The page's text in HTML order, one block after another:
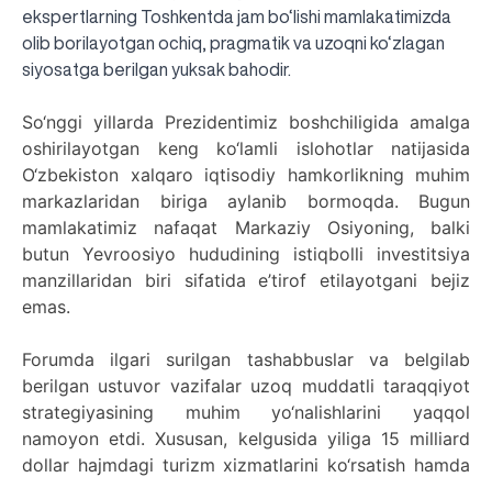
ekspertlarning Toshkentda jam bo‘lishi mamlakatimizda
olib borilayotgan ochiq, pragmatik va uzoqni ko‘zlagan
siyosatga berilgan yuksak bahodir.
So‘nggi yillarda Prezidentimiz boshchiligida amalga
oshirilayotgan keng ko‘lamli islohotlar natijasida
O‘zbekiston xalqaro iqtisodiy hamkorlikning muhim
markazlaridan biriga aylanib bormoqda. Bugun
mamlakatimiz nafaqat Markaziy Osiyoning, balki
butun Yevroosiyo hududining istiqbolli investitsiya
manzillaridan biri sifatida e’tirof etilayotgani bejiz
emas.
Forumda ilgari surilgan tashabbuslar va belgilab
berilgan ustuvor vazifalar uzoq muddatli taraqqiyot
strategiyasining muhim yo‘nalishlarini yaqqol
namoyon etdi. Xususan, kelgusida yiliga 15 milliard
dollar hajmdagi turizm xizmatlarini ko‘rsatish hamda